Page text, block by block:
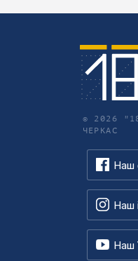
© 2026
ЧЕРКАС
Наш
Наш
Наш